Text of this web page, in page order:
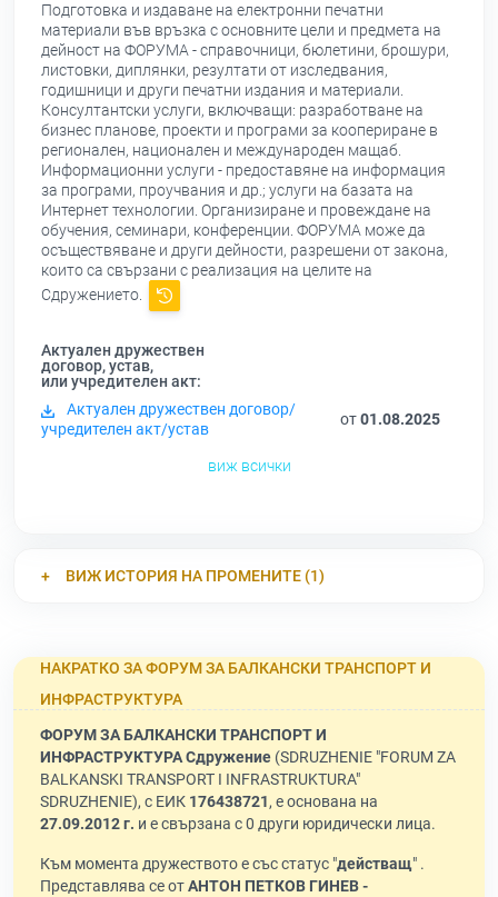
Подготовка и издаване на електронни печатни
материали във връзка с основните цели и предмета на
дейност на ФОРУМА - справочници, бюлетини, брошури,
листовки, диплянки, резултати от изследвания,
годишници и други печатни издания и материали.
Консултантски услуги, включващи: разработване на
бизнес планове, проекти и програми за коопериране в
регионален, национален и международен мащаб.
Информационни услуги - предоставяне на информация
за програми, проучвания и др.; услуги на базата на
Интернет технологии. Организиране и провеждане на
обучения, семинари, конференции. ФОРУМА може да
осъществяване и други дейности, разрешени от закона,
които са свързани с реализация на целите на
Сдружението.
Актуален дружествен
договор, устав,
или учредителен акт:
Актуален дружествен договор/
учредителен акт/устав
от01.08.2025
виж всички
ВИЖ ИСТОРИЯ НА ПРОМЕНИТЕ (1)
НАКРАТКО ЗА ФОРУМ ЗА БАЛКАНСКИ ТРАНСПОРТ И
ИНФРАСТРУКТУРА
ФОРУМ ЗА БАЛКАНСКИ ТРАНСПОРТ И
ИНФРАСТРУКТУРА Сдружение (SDRUZHENIE "FORUM ZA
BALKANSKI TRANSPORT I INFRASTRUKTURA"
SDRUZHENIE), с ЕИК 176438721, е основана на
27.09.2012 г. и е свързана с 0 други юридически лица.
Към момента дружеството е със статус "действащ" .
Представлява се отАНТОН ПЕТКОВ ГИНЕВ -